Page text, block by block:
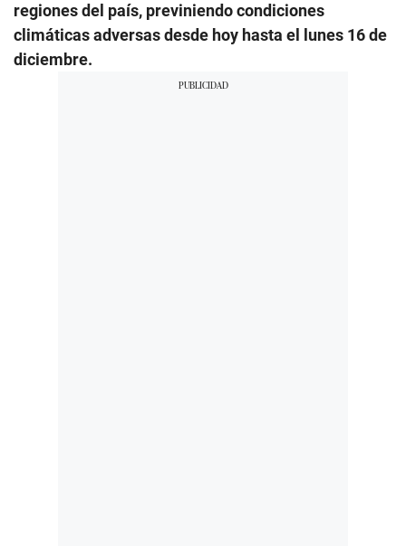
regiones del país, previniendo condiciones
climáticas adversas desde hoy hasta el lunes 16 de
diciembre.